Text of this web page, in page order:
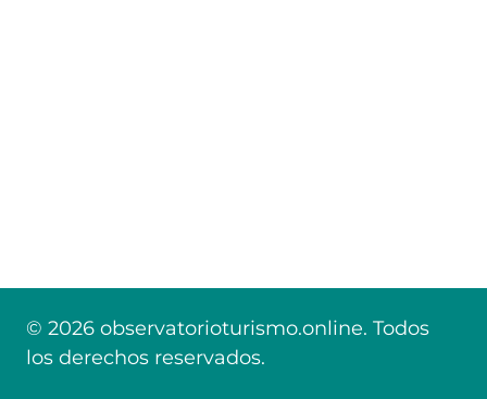
© 2026 observatorioturismo.online. Todos
los derechos reservados.